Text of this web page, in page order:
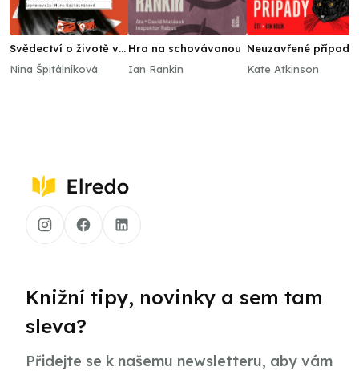
Svědectví o životě v
KLDR 2
Nina Špitálníková
Hra na schovávanou
Ian Rankin
Neuzavřené případy
Kate Atkinson
Knižní tipy, novinky a sem tam
sleva?
Přidejte se k našemu newsletteru, aby vám